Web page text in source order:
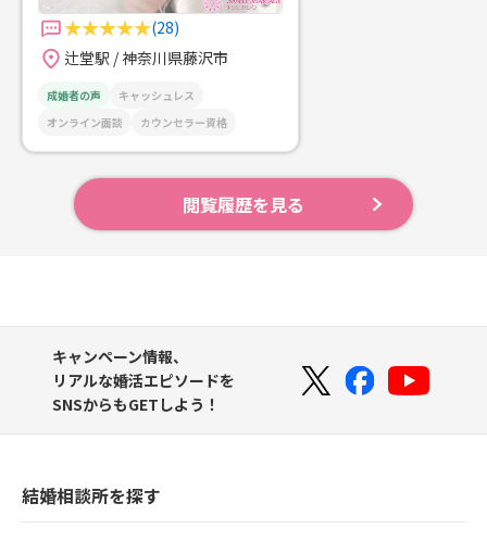
(28)
辻堂駅 / 神奈川県藤沢市
成婚者の声
キャッシュレス
オンライン面談
カウンセラー資格
閲覧履歴を見る
キャンペーン情報、
リアルな婚活エピソードを
SNSからもGETしよう！
結婚相談所を探す